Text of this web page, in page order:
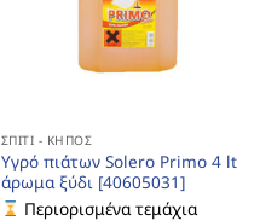
ΣΠΊΤΙ - ΚΉΠΟΣ
Υγρό πιάτων Solero Primo 4 lt
άρωμα ξύδι [40605031]
Περιορισμένα τεμάχια